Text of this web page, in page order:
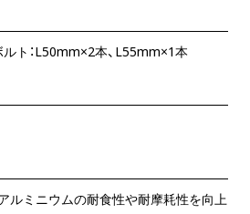
ト：L50mm×2本、L55mm×1本
ルミニウムの耐食性や耐摩耗性を向上